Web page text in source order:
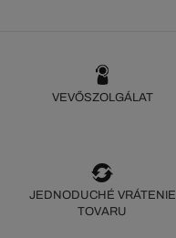
VEVŐSZOLGÁLAT
JEDNODUCHÉ VRÁTENIE
TOVARU